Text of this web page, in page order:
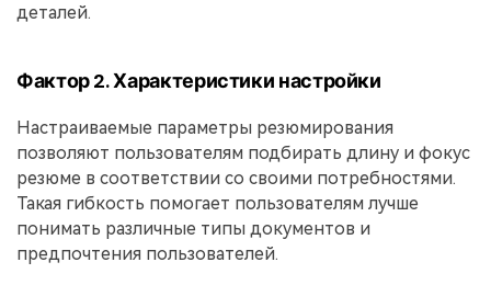
деталей.
Фактор 2. Характеристики настройки
Настраиваемые параметры резюмирования
позволяют пользователям подбирать длину и фокус
резюме в соответствии со своими потребностями.
Такая гибкость помогает пользователям лучше
понимать различные типы документов и
предпочтения пользователей.